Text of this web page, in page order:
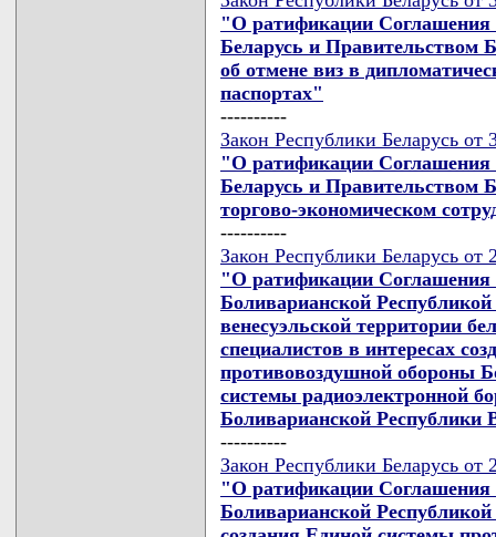
"О ратификации Соглашения
Беларусь и Правительством
об отмене виз в
паспортах"
----------
Закон Республики Беларусь от
"О ратификации Соглашения
Беларусь и Правительством
торгово-экономическом
----------
Закон Республики Беларусь от
"О ратификации Соглашения
Боливарианской
венесуэльской территории
специалистов в интересах
противовоздушной обороны
системы радиоэлектронной
Боливарианской Республики
----------
Закон Республики Беларусь от
"О ратификации Соглашения
Боливарианской Республикой